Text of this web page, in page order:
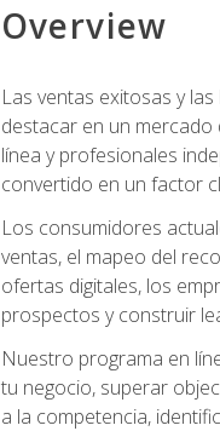
Overview
Las ventas exitosas y
destacar en un mercado
línea y profesionales
convertido en un factor
Los consumidores
ventas, el mapeo del
ofertas digitales, los
prospectos y construir
Nuestro programa en
tu negocio, superar
a la competencia,